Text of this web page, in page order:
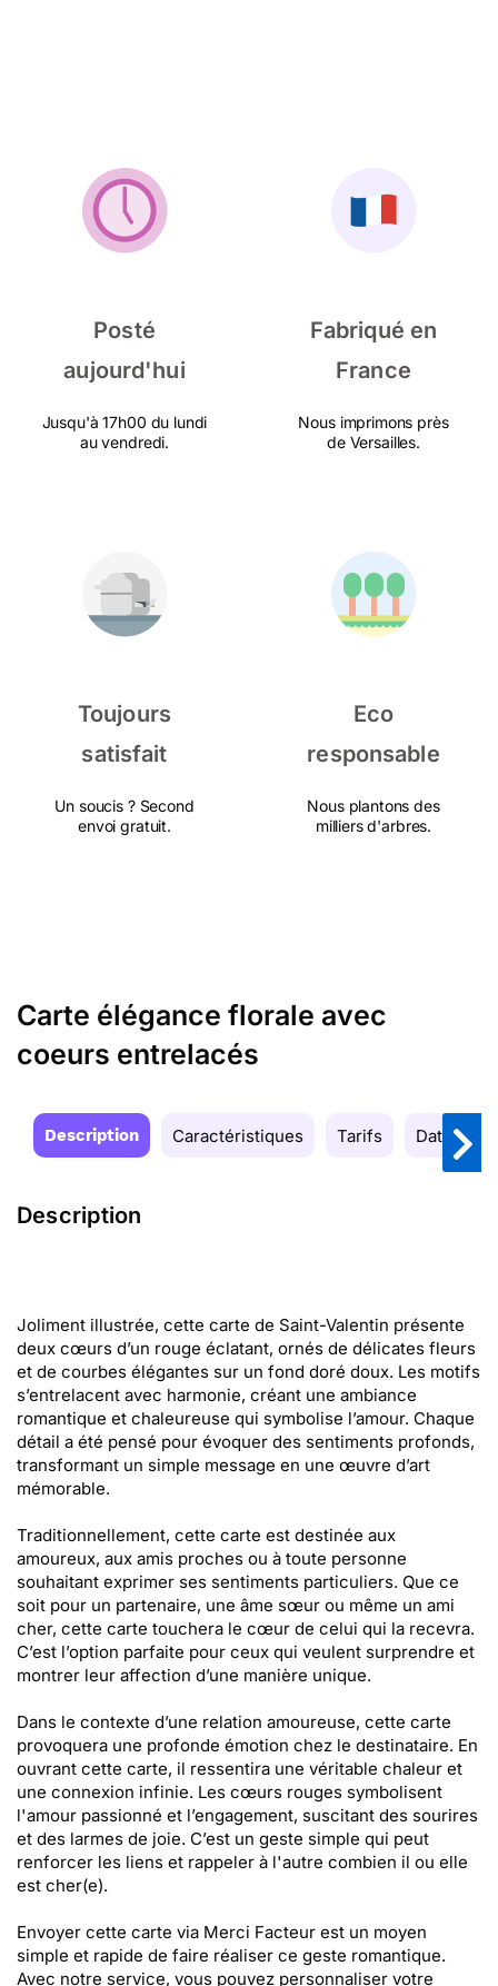
Posté
aujourd'hui
Jusqu'à 17h00 du lundi
au vendredi.
Fabriqué en
France
Nous imprimons près
de Versailles.
Toujours
satisfait
Un soucis ? Second
envoi gratuit.
Eco
responsable
Nous plantons des
milliers d'arbres.
Carte élégance florale avec
coeurs entrelacés
Description Caractéristiques Tarifs Date de
Description
Joliment illustrée, cette carte de Saint-Valentin présente
deux cœurs d’un rouge éclatant, ornés de délicates fleurs
et de courbes élégantes sur un fond doré doux. Les motifs
s’entrelacent avec harmonie, créant une ambiance
romantique et chaleureuse qui symbolise l’amour. Chaque
détail a été pensé pour évoquer des sentiments profonds,
transformant un simple message en une œuvre d’art
mémorable.
Traditionnellement, cette carte est destinée aux
amoureux, aux amis proches ou à toute personne
souhaitant exprimer ses sentiments particuliers. Que ce
soit pour un partenaire, une âme sœur ou même un ami
cher, cette carte touchera le cœur de celui qui la recevra.
C’est l’option parfaite pour ceux qui veulent surprendre et
montrer leur affection d’une manière unique.
Dans le contexte d’une relation amoureuse, cette carte
provoquera une profonde émotion chez le destinataire. En
ouvrant cette carte, il ressentira une véritable chaleur et
une connexion infinie. Les cœurs rouges symbolisent
l'amour passionné et l’engagement, suscitant des sourires
et des larmes de joie. C’est un geste simple qui peut
renforcer les liens et rappeler à l'autre combien il ou elle
est cher(e).
Envoyer cette carte via Merci Facteur est un moyen
simple et rapide de faire réaliser ce geste romantique.
Avec notre service, vous pouvez personnaliser votre